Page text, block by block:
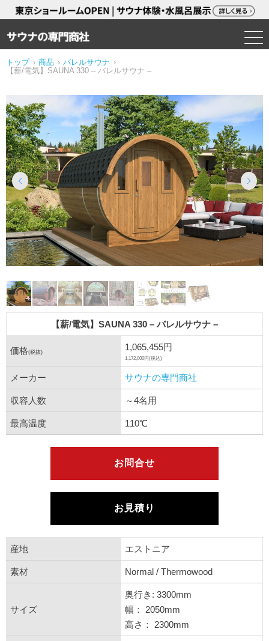
トップ › 商品 › バレルサウナ ›
【薪/電気】SAUNA 330 – バレルサウナ –
【薪/電気】SAUNA 330 – バレルサウナ –
価格(税抜) 1,065,455円
1,172,000円(税込)
メーカー サウナの専門商社
収容人数 ～4名用
最高温度 110℃
お問合せ
お見積り
産地 エストニア
素材 Normal / Thermowood
サイズ
奥行き: 3300mm
幅： 2050mm
高さ： 2300mm